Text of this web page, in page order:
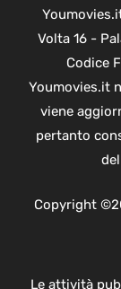
Volta 16 -
Codice
Youmovies.it
viene
pertanto
Copyright
Le attività